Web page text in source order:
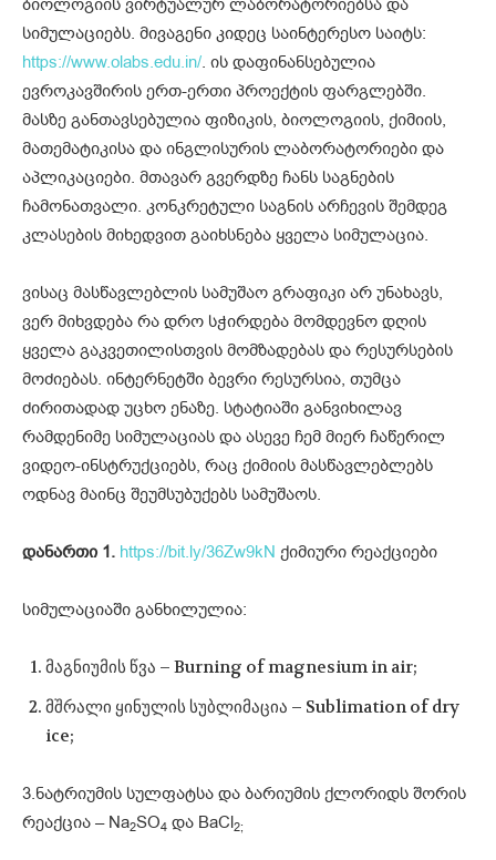
სიმულაციებს. მივაგენი კიდეც საინტერესო საიტს:
https://www.olabs.edu.in/. ის დაფინანსებულია
ევროკავშირის ერთ-ერთი პროექტის ფარგლებში.
მასზე განთავსებულია ფიზიკის, ბიოლოგიის, ქიმიის,
მათემატიკისა და ინგლისურის ლაბორატორიები და
აპლიკაციები. მთავარ გვერდზე ჩანს საგნების
ჩამონათვალი. კონკრეტული საგნის არჩევის შემდეგ
კლასების მიხედვით გაიხსნება ყველა სიმულაცია.
ვისაც მასწავლებლის სამუშაო გრაფიკი არ უნახავს,
ვერ მიხვდება რა დრო სჭირდება მომდევნო დღის
ყველა გაკვეთილისთვის მომზადებას და რესურსების
მოძიებას. ინტერნეტში ბევრი რესურსია, თუმცა
ძირითადად უცხო ენაზე. სტატიაში განვიხილავ
რამდენიმე სიმულაციას და ასევე ჩემ მიერ ჩაწერილ
ვიდეო-ინსტრუქციებს, რაც ქიმიის მასწავლებლებს
ოდნავ მაინც შეუმსუბუქებს სამუშაოს.
დანართი 1. https://bit.ly/36Zw9kN ქიმიური რეაქციები
სიმულაციაში განხილულია:
მაგნიუმის წვა – Burning of magnesium in air;
მშრალი ყინულის სუბლიმაცია – Sublimation of dry
ice;
3.ნატრიუმის სულფატსა და ბარიუმის ქლორიდს შორის
რეაქცია – Na2SO4 და BaCl2;